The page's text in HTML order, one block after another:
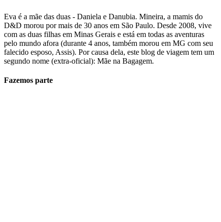
Eva é a mãe das duas - Daniela e Danubia. Mineira, a mamis do
D&D morou por mais de 30 anos em São Paulo. Desde 2008, vive
com as duas filhas em Minas Gerais e está em todas as aventuras
pelo mundo afora (durante 4 anos, também morou em MG com seu
falecido esposo, Assis). Por causa dela, este blog de viagem tem um
segundo nome (extra-oficial): Mãe na Bagagem.
Fazemos parte